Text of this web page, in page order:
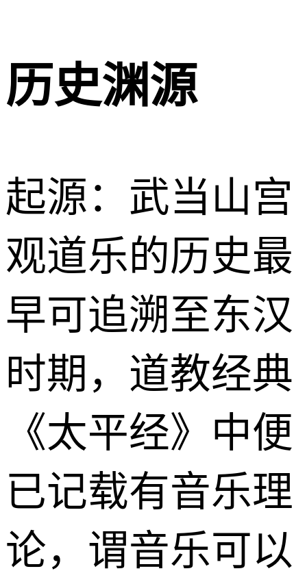
历史渊源
起源：武当山宫
观道乐的历史最
早可追溯至东汉
时期，道教经典
《太平经》中便
已记载有音乐理
论，谓音乐可以